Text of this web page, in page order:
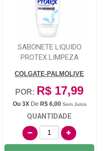
SABONETE LIQUIDO
PROTEX LIMPEZA
COLGATE-PALMOLIVE
POR: R$ 17,99
Ou 3XDe R$ 6,00 Sem Juros
QUANTIDADE